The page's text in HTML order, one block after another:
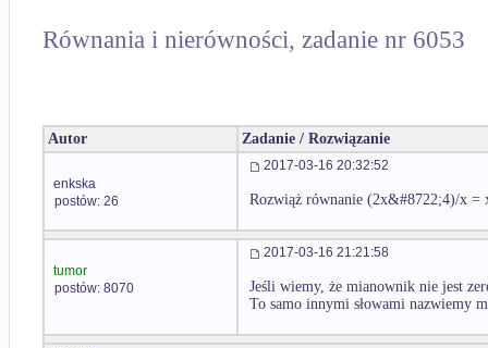
Równania i nierówności, zadanie nr 6053
Autor Zadanie / Rozwiązanie
enkska
postów: 26
2017-03-16 20:32:52
Rozwiąż równanie (2x&#8722;4)/x
tumor
postów: 8070
2017-03-16 21:21:58
Jeśli wiemy, że mianownik nie jest
To samo innymi słowami nazwiemy